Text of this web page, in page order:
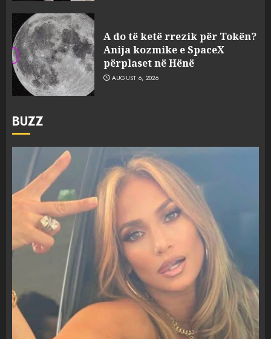
A do të ketë rrezik për Tokën?
Anija kozmike e SpaceX
përplaset në Hënë
AUGUST 6, 2026
BUZZ